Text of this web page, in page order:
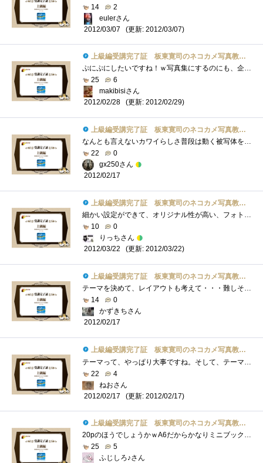
14
2
eulerさん
2012/03/07
(更新: 2012/03/07)
上級編受講完了証 板東寛司のネコカメ写真教室パート2
ぷにぷにしたいですね！ｗ写真集にするのにも、企画書を書いたりするのですね。いつか、子供の写真を使って写真集を作ってみたいですね。＾＾
25
6
makibisiさん
2012/02/28
(更新: 2012/02/29)
上級編受講完了証 板東寛司のネコカメ写真教室パート2
なんとも言えないカワイらしさ普段は動く被写体を撮らないため、動きのある動物写真は楽しそうだな～～！
22
0
gx250さん
2012/02/17
上級編受講完了証 板東寛司のネコカメ写真教室パート2
細かい設定ができて、オリジナル性が高い、フォトブックが作れそうです！！旅行の思い出作りとかよさそー
10
0
りっちさん
2012/03/22
(更新: 2012/03/22)
上級編受講完了証 板東寛司のネコカメ写真教室パート2
テーマを決めて、レイアウトも考えて・・・難しそうですが、うまくできた時の達成感は大きいと思いますね。
14
0
かずきちさん
2012/02/17
上級編受講完了証 板東寛司のネコカメ写真教室パート2
テーマって、やっぱり大事ですね。そして、テーマを決めたら、そのテーマから外れないように気を付けないとね・・・それに、ラフレイアウト�...
22
4
ねおさん
2012/02/17
(更新: 2012/02/17)
上級編受講完了証 板東寛司のネコカメ写真教室パート2
20pのほうでしょうかｗA6だからかなりミニブックですねｗネコさんの鼻だけ集めた写真集・・・は、マニアックすぎるかしらん。
25
5
ふじしろ♪さん